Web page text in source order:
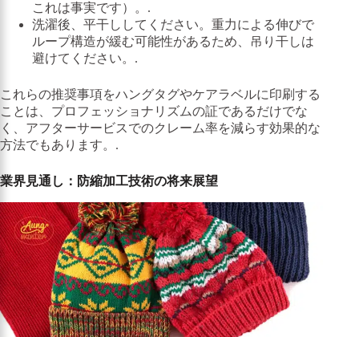
これは事実です）。.
洗濯後、平干ししてください。重力による伸びで
ループ構造が緩む可能性があるため、吊り干しは
避けてください。.
これらの推奨事項をハングタグやケアラベルに印刷する
ことは、プロフェッショナリズムの証であるだけでな
く、アフターサービスでのクレーム率を減らす効果的な
方法でもあります。.
業界見通し：防縮加工技術の将来展望